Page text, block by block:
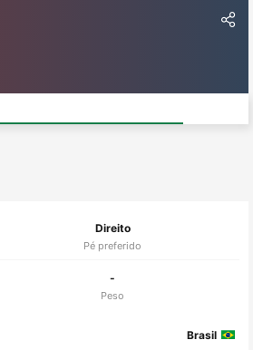
Direito
Pé preferido
-
Peso
Brasil